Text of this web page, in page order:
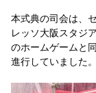
セレッソ大阪アカデ
大人のサッカース
本式典の司会は、
レッソ大阪スタジ
のホームゲームと
進行していました。